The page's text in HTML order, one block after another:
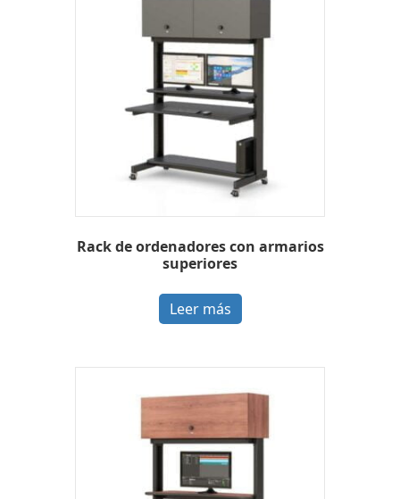
Rack de ordenadores con armarios
superiores
Leer más